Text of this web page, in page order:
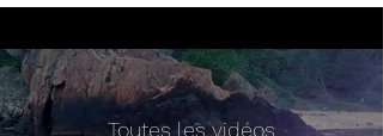
Toutes les vidéos